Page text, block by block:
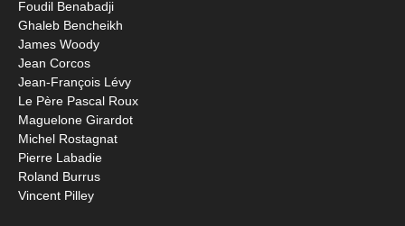
Foudil Benabadji
Ghaleb Bencheikh
James Woody
Jean Corcos
Jean-François Lévy
Le Père Pascal Roux
Maguelone Girardot
Michel Rostagnat
Pierre Labadie
Roland Burrus
Vincent Pilley